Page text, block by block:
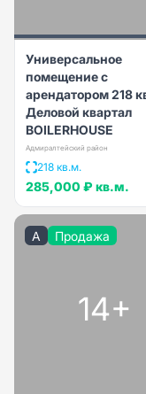
Универсальное
помещение с
арендатором 218
Деловой квартал
BOILERHOUSE
Адмиралтейский район
218 кв.м.
285,000 ₽ кв.м.
A Продажа
14+